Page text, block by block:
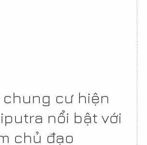
chung cư hiện
nổi bật với
chủ đạo